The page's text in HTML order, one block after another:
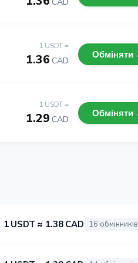
1 USDT =
1.36 CAD
Обміняти
1 USDT =
1.29 CAD
Обміняти
1 USDT ≈ 1.38 CAD 16 обмінників